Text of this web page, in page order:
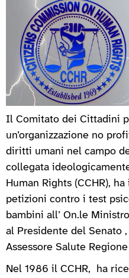
Il Comitato dei Cittadini
un’organizzazione no
diritti umani nel campo
collegata
Human Rights (CCHR),
petizioni contro i test
bambini all’ On.le
al Presidente del Senato
Assessore Salute
Nel 1986 il CCHR, ha